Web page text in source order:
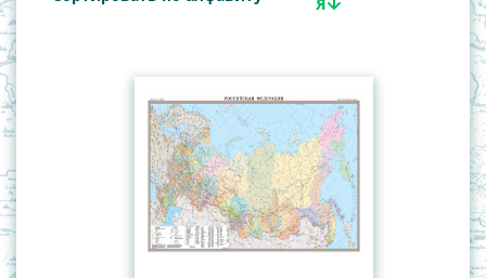
Важнейшие события истории по периодам
География
История Беларуси
Наглядные пособия
Учебные настенные карты